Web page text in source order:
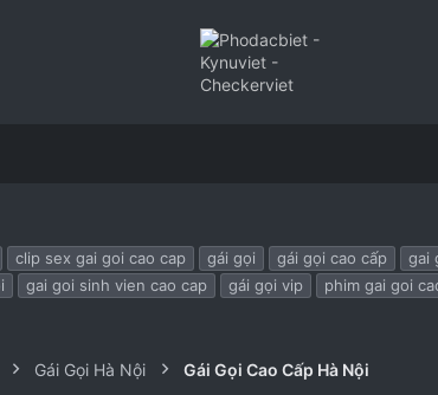
clip sex gai goi cao cap gái gọi gái gọi cao cấp gai
gai goi sinh vien cao cap gái gọi vip phim gai goi
Gái Gọi Hà Nội Gái Gọi Cao Cấp Hà Nội